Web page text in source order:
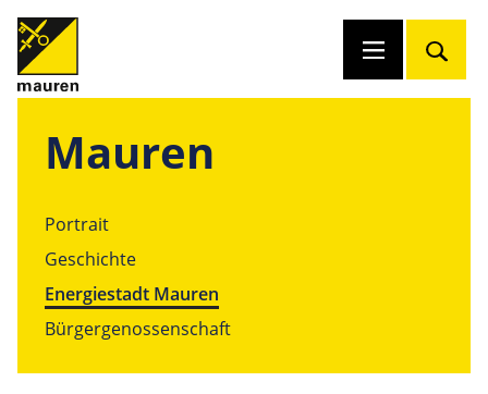
Mauren
Portrait
Geschichte
Energiestadt Mauren
Bürgergenossenschaft